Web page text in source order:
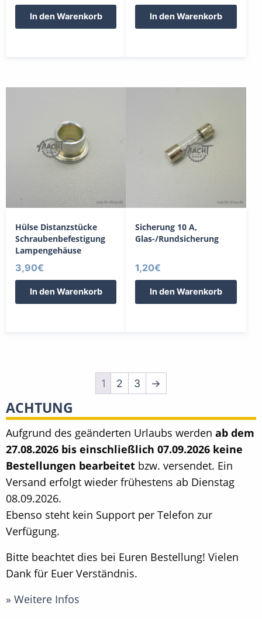
In den Warenkorb In den Warenkorb
Hülse Distanzstücke
Schraubenbefestigung
Lampengehäuse
3,90€
In den Warenkorb
Sicherung 10 A,
Glas-/Rundsicherung
1,20€
In den Warenkorb
1 2 3 →
ACHTUNG
Aufgrund des geänderten Urlaubs werden ab dem
27.08.2026 bis einschließlich 07.09.2026 keine
Bestellungen bearbeitet bzw. versendet. Ein
Versand erfolgt wieder frühestens ab Dienstag
08.09.2026.
Ebenso steht kein Support per Telefon zur
Verfügung.
Bitte beachtet dies bei Euren Bestellung! Vielen
Dank für Euer Verständnis.
» Weitere Infos